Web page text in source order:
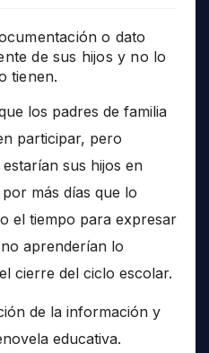
o dato
de sus hijos y no lo
tienen.
los padres de familia
participar, pero
sus hijos en
más días que lo
el tiempo para expresar
aprenderían lo
cierre del ciclo escolar.
de la información y
educativa.